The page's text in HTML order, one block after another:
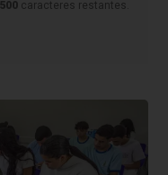
500 caracteres restantes.